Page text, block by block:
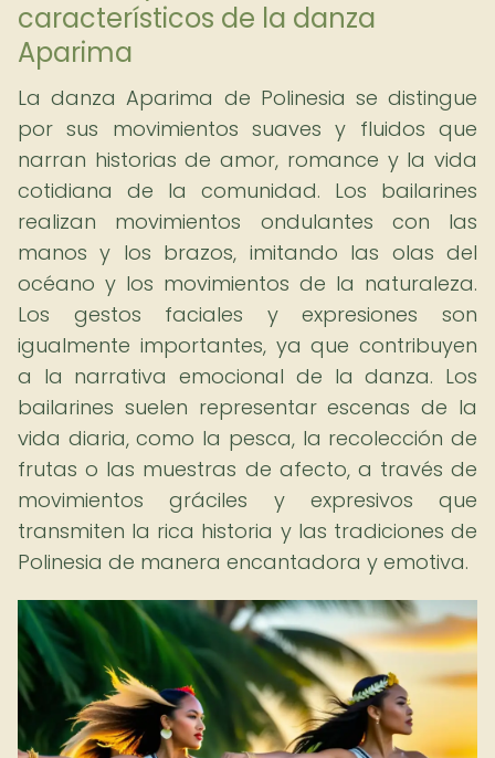
característicos de la danza
Aparima
La danza Aparima de Polinesia se distingue
por sus movimientos suaves y fluidos que
narran historias de amor, romance y la vida
cotidiana de la comunidad. Los bailarines
realizan movimientos ondulantes con las
manos y los brazos, imitando las olas del
océano y los movimientos de la naturaleza.
Los gestos faciales y expresiones son
igualmente importantes, ya que contribuyen
a la narrativa emocional de la danza. Los
bailarines suelen representar escenas de la
vida diaria, como la pesca, la recolección de
frutas o las muestras de afecto, a través de
movimientos gráciles y expresivos que
transmiten la rica historia y las tradiciones de
Polinesia de manera encantadora y emotiva.